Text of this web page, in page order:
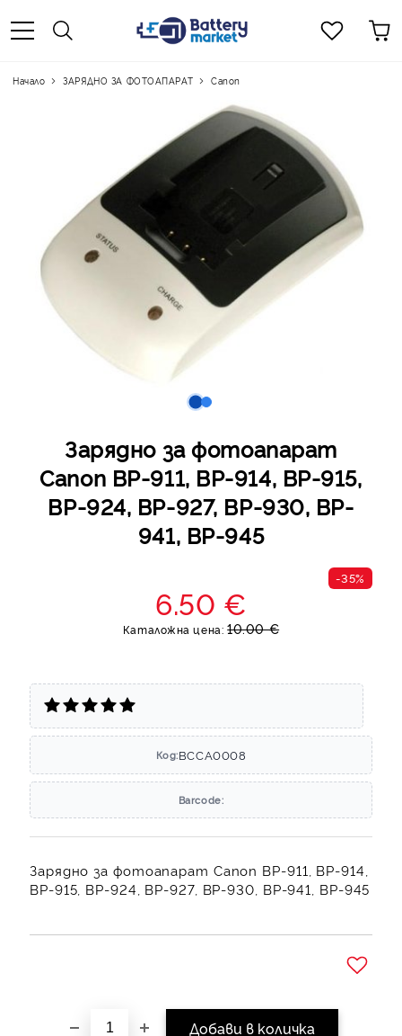
Начало ЗАРЯДНО ЗА ФОТОАПАРАТ Canon
Зарядно за фотоапарат
Canon BP-911, BP-914, BP-915,
BP-924, BP-927, BP-930, BP-
941, BP-945
-35%
6.50 €
Каталожна цена: 10.00 €
Код:BCCA0008
Barcode:
Зарядно за фотоапарат Canon BP-911, BP-914,
BP-915, BP-924, BP-927, BP-930, BP-941, BP-945